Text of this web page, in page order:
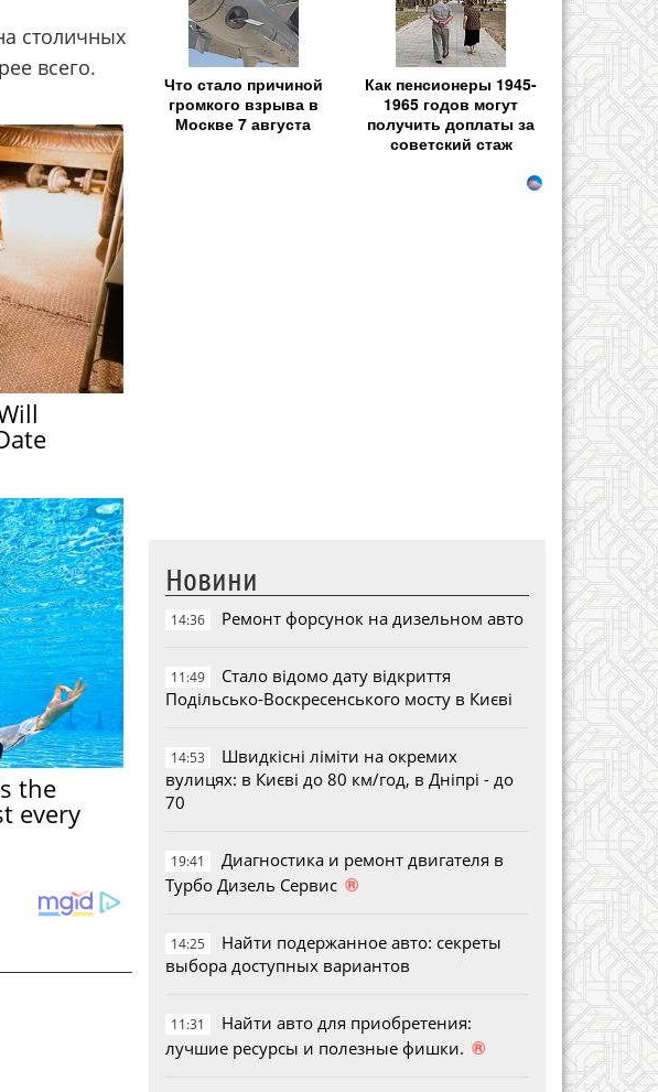
столичных
всего.
the
every
Что стало причиной
громкого взрыва в
Москве 7 августа
Как пенсионеры 1945-
1965 годов могут
получить доплаты за
советский стаж
Новини
14:36 Ремонт форсунок на дизельном авто
11:49
Стало відомо дату відкриття
Подільсько-Воскресенського мосту в Києві
14:53
Швидкісні ліміти на окремих
вулицях: в Києві до 80 км/год, в Дніпрі - до
70
19:41
Диагностика и ремонт двигателя в
Турбо Дизель Сервис ®
14:25
Найти подержанное авто: секреты
выбора доступных вариантов
11:31
Найти авто для приобретения:
лучшие ресурсы и полезные фишки. ®